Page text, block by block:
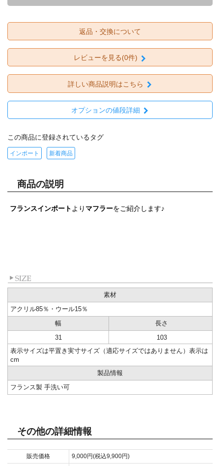
返品・交換について
レビューを見る(0件)
詳しい商品説明はこちら
オプションの値段詳細
この商品に登録されているタグ
インポート 新着商品
商品の説明
フランスインポート より マフラーをご紹介します♪
素材
アクリル85％・ウール15％
幅
長さ
31
103
表示サイズは平置き実寸サイズ（適応サイズではありません）表示は
cm
製品情報
フランス製 手洗い可
その他の詳細情報
販売価格 9,000円(税込9,900円)